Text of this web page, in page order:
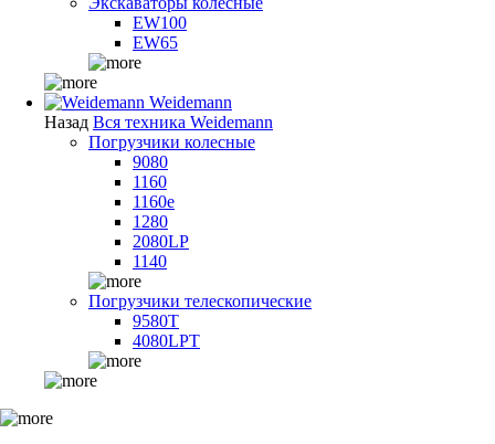
EW100
EW65
Weidemann
Назад Вся техника Weidemann
Погрузчики колесные
9080
1160
1160e
1280
2080LP
1140
Погрузчики телескопические
9580T
4080LPT